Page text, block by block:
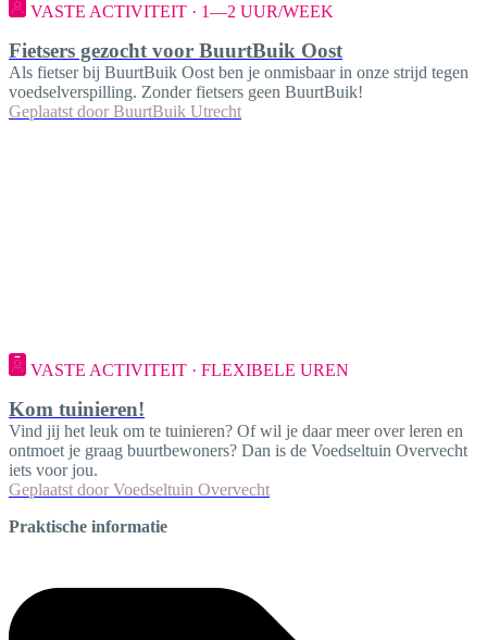
VASTE ACTIVITEIT · 1—2 UUR/WEEK
Fietsers gezocht voor BuurtBuik Oost
Als fietser bij BuurtBuik Oost ben je onmisbaar in onze strijd tegen
voedselverspilling. Zonder fietsers geen BuurtBuik!
Geplaatst door BuurtBuik Utrecht
VASTE ACTIVITEIT · FLEXIBELE UREN
Kom tuinieren!
Vind jij het leuk om te tuinieren? Of wil je daar meer over leren en
ontmoet je graag buurtbewoners? Dan is de Voedseltuin Overvecht
iets voor jou.
Geplaatst door Voedseltuin Overvecht
Praktische informatie